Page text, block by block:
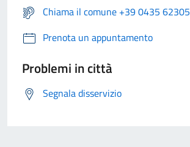
Chiama il comune +39 0435 62305
Prenota un appuntamento
Problemi in città
Segnala disservizio